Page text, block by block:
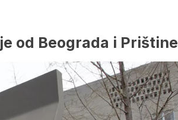
od Beograda i Prištine